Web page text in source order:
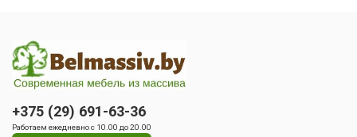
+375 (29) 691-63-36
Работаем ежедневно с 10.00 до 20.00